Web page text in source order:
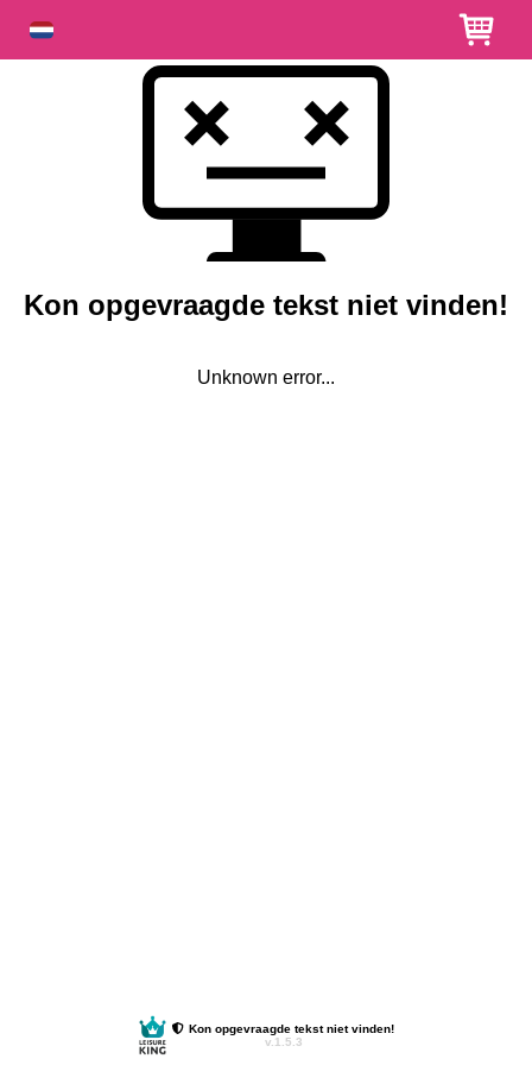
Kon opgevraagde tekst niet vinden!
Unknown error...
Kon opgevraagde tekst niet vinden!
v.1.5.3